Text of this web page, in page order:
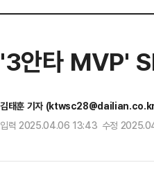
'3안타 MVP'
김태훈 기자
입력 2025.04.06 13:43 수정